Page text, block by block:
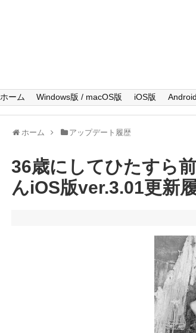
ホーム Windows版 / macOS版 iOS版
ホーム アップデート履歴
36歳にしてひたすら
んiOS版ver.3.01更新履